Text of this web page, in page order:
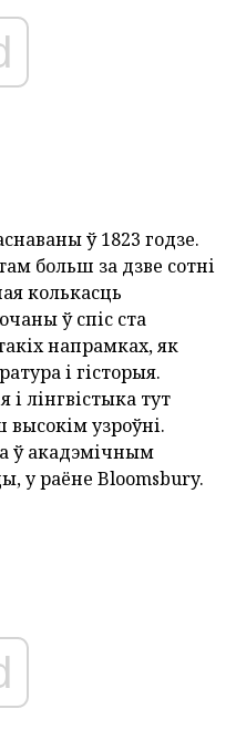
ў 1823 годзе.
больш за дзве сотні
колькасць
ў спіс ста
напрамках, як
і гісторыя.
і лінгвістыка тут
узроўні.
ў акадэмічным
у раёне Bloomsbury.